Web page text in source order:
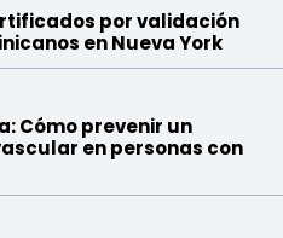
por validación
en Nueva York
Cómo prevenir un
en personas con